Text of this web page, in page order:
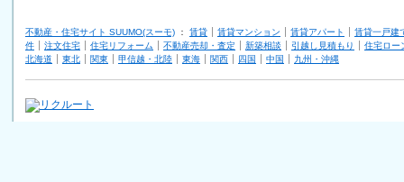
不動産・住宅サイト SUUMO(スーモ) ： 賃貸 賃貸マンション 賃貸アパート
賃貸一戸建
件
注文住宅 住宅リフォーム 不動産売却・査定 新築相談 引越し見積もり
住宅ロー
北海道
東北 関東 甲信越・北陸 東海 関西 四国 中国 九州・沖縄